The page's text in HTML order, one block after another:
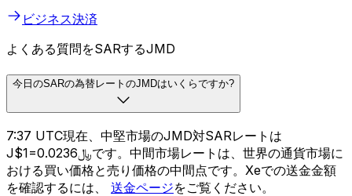
ビジネス決済
よくある質問をSARするJMD
今日のSARの為替レートのJMDはいくらですか?
7:37 UTC現在、中堅市場のJMD対SARレートは
J$1=﷼0.0236です。中間市場レートは、世界の通貨市場に
おける買い価格と売り価格の中間点です。Xeでの送金金額
を確認するには、 送金ページをご覧ください。